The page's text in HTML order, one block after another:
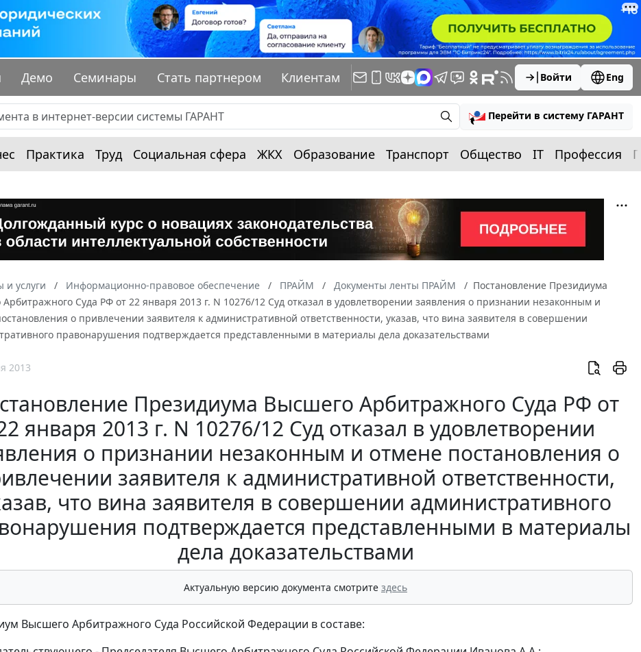
Демо Семинары Стать партнером Клиентам Войти Eng
Перейти в систему ГАРАНТ
Практика Труд Социальная сфера ЖКХ Образование Транспорт Общество IT Профессия
и услуги Информационно-правовое обеспечение ПРАЙМ Документы ленты ПРАЙМ
Постановление Президиума
Суда РФ от 22 января 2013 г. N 10276/12 Суд отказал в удовлетворении заявления о признании незаконным и
о привлечении заявителя к административной ответственности, указав, что вина заявителя в совершении
правонарушения подтверждается представленными в материалы дела доказательствами
2013
Президиума Высшего Арбитражного Суда РФ от
января 2013 г. N 10276/12 Суд отказал в удовлетворении
о признании незаконным и отмене постановления о
заявителя к административной ответственности,
что вина заявителя в совершении административного
подтверждается представленными в материалы
дела доказательствами
Актуальную версию документа смотрите здесь
Высшего Арбитражного Суда Российской Федерации в составе: